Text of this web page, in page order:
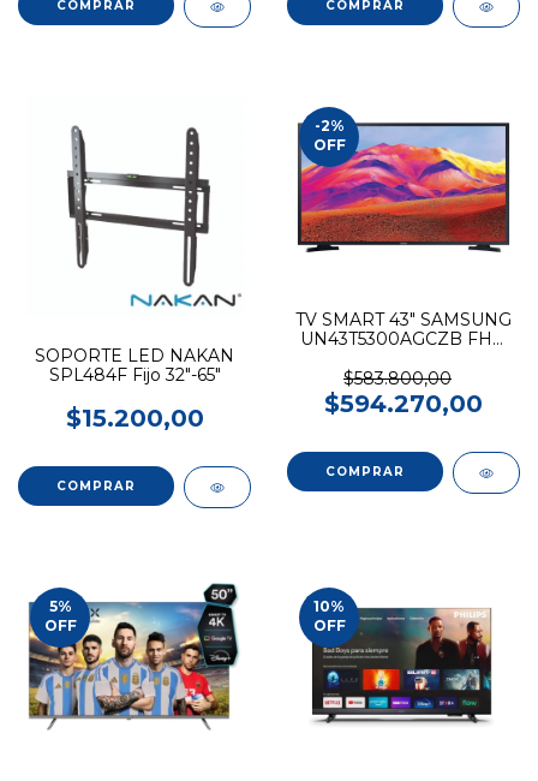
SOPORTE LED NAKAN
SPL484F Fijo 32"-65"
$15.200,00
-2%
OFF
TV SMART 43" SAMSUNG
UN43T5300AGCZB FHD
$583.800,00
$594.270,00
5%
OFF
10%
OFF